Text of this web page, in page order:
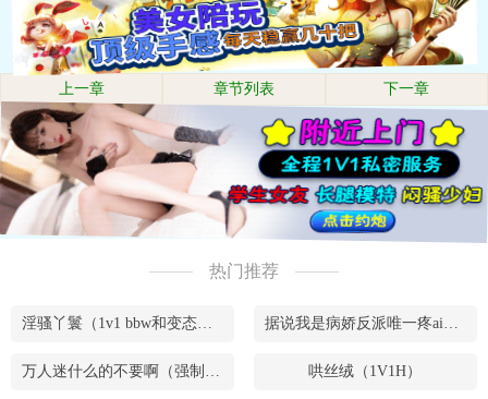
上一章 章节列表 下一章
热门推荐
淫骚丫鬟（1v1 bbw和变态腹黑男） 据说我是病娇反派唯一疼ai的妹妹（兄妹骨）
万人迷什么的不要啊（强制NPH） 哄丝绒（1V1H）